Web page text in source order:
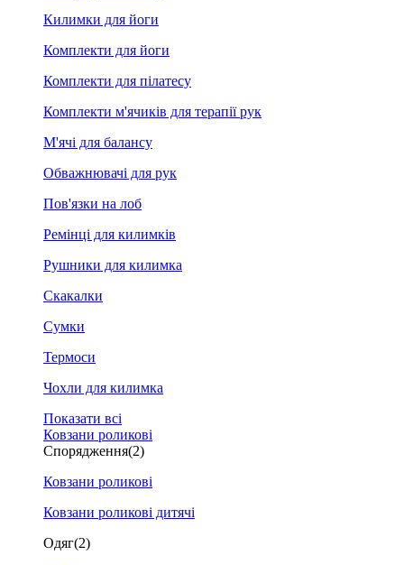
Килимки для йоги
Комплекти для йоги
Комплекти для пілатесу
Комплекти м'ячиків для терапії рук
М'ячі для балансу
Обважнювачі для рук
Пов'язки на лоб
Ремінці для килимків
Рушники для килимка
Скакалки
Сумки
Термоси
Чохли для килимка
Показати всі
Ковзани роликові
Спорядження(2)
Ковзани роликові
Ковзани роликові дитячі
Одяг(2)